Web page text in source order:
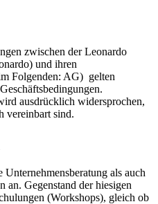
zwischen der Leonardo
und ihren
Folgenden: AG) gelten
ausdrücklich widersprochen,
vereinbart sind.
als auch
an. Gegenstand der hiesigen
(Workshops), gleich ob